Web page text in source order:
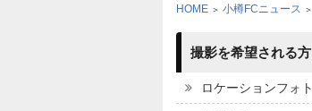
HOME ＞ 小樽FCニュース ＞
撮影を希望される方
ロケーションフォト